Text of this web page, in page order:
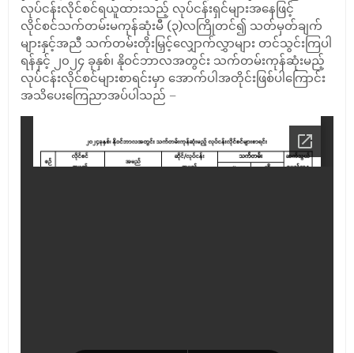
လုပ်ငန်းလိုင်စင်ရယူထားသည့် လုပ်ငန်းရှင်များအနေဖြင့်
လိုင်စင်သက်တမ်းမကုန်ဆုံးမီ (၃)လကြိုတင်၍ သတ်မှတ်ချက်
များနှင့်အညီ သက်တမ်းတိုးမြှင့်လျှောက်လွှာများ တင်သွင်းကြပါ
ရန်နှင့် ၂၀၂၄ ခုနှစ်၊ နိုဝင်ဘာလအတွင်း သက်တမ်းကုန်ဆုံးမည့်
လုပ်ငန်းလိုင်စင်များစာရင်းမှာ အောက်ပါအတိုင်းဖြစ်ပါကြောင်း
အသိပေးကြေညာအပ်ပါသည် –